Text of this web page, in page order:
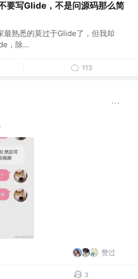
要写Glide，不是问源码那么简
最熟悉的莫过于Glide了，但我却
，除...
113
赞过
3